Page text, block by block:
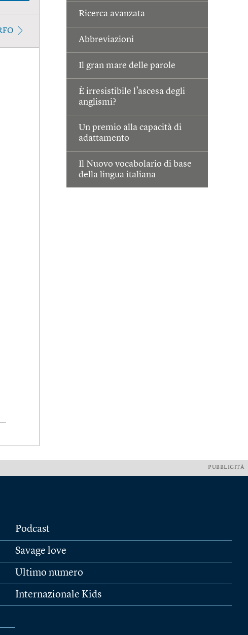
Ricerca avanzata
Abbreviazioni
Il gran mare delle parole
È irresistibile l’ascesa degli
anglismi?
Un premio alla capacità di
adattamento
Il Nuovo vocabolario di base
della lingua italiana
PUBBLICITÀ
Podcast
Savage love
Ultimo numero
Internazionale Kids